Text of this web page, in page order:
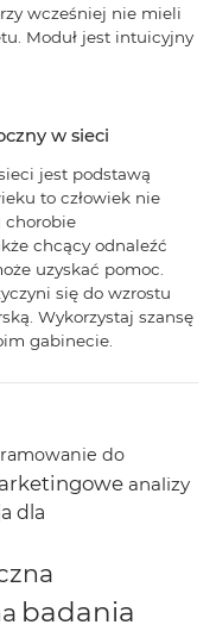
wcześniej nie mieli
Moduł jest intuicyjny
w sieci
jest podstawą
to człowiek nie
chorobie
chcący odnaleźć
uzyskać pomoc.
się do wzrostu
Wykorzystaj szansę
gabinecie.
do
analizy
dla
badania